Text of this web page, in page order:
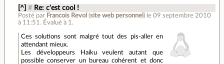
[^] # Re: c'est cool !
Posté par Francois Revol (site web personnel ) le 09 septembre 2010
à 11:51 . Évalué à 1 .
Ces solutions sont malgré tout des pis-aller en
attendant mieux.
Les développeurs Haiku veulent autant que
possible conserver un bureau cohérent et donc